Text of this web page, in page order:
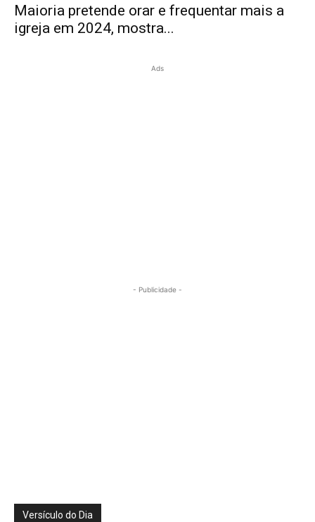
Maioria pretende orar e frequentar mais a
igreja em 2024, mostra...
Ads
- Publicidade -
Versículo do Dia